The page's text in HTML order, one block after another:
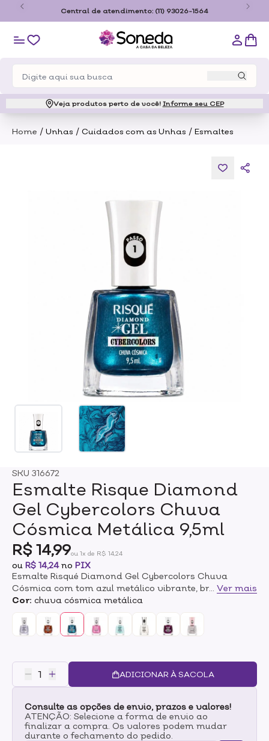
Central de atendimento: (11) 93026-1564
Veja produtos perto de você! Informe seu CEP
Home / Unhas / Cuidados com as Unhas / Esmaltes
SKU 316672
Esmalte Risque Diamond
Gel Cybercolors Chuva
Cósmica Metálica 9,5ml
R$ 14,99ou 1x de R$ 14,24
ou R$ 14,24no PIX
Esmalte Risqué Diamond Gel Cybercolors Chuva
Cósmica com tom azul metálico vibrante, brilho
intenso, secagem rápida e longa duração.
Ver mais
Cor: chuva cósmica metálica
ADICIONAR À SACOLA
Consulte as opções de envio, prazos e valores!
ATENÇÃO: Selecione a forma de envio ao
finalizar a compra. Os valores podem mudar
durante o fechamento do pedido.